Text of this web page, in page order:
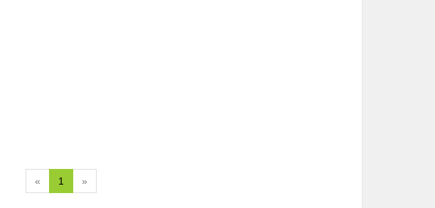
« 1 »